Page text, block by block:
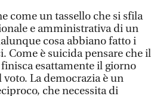
come un tassello che si sfila
e amministrativa di un
cosa abbiano fatto i
Come è suicida pensare che il
esattamente il giorno
voto. La democrazia è un
che necessita di